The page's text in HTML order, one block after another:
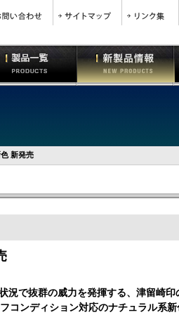
新発売
況で抜群の威力を発揮する、津留崎印
コンディション対応のナチュラル系